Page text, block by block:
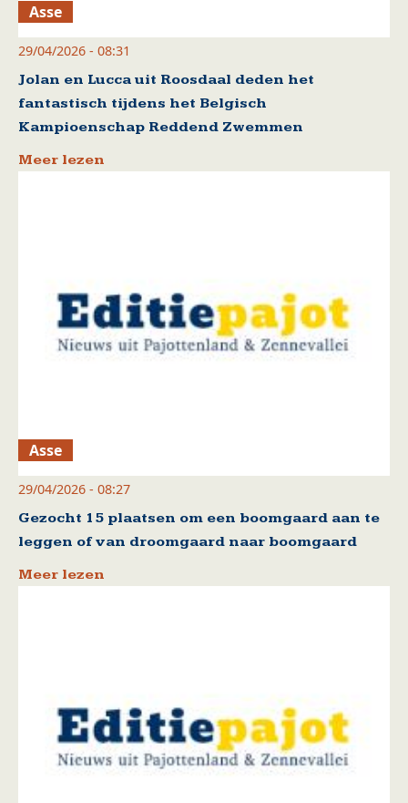
Asse
29/04/2026 - 08:31
Jolan en Lucca uit Roosdaal deden het
fantastisch tijdens het Belgisch
Kampioenschap Reddend Zwemmen
Meer lezen
Asse
29/04/2026 - 08:27
Gezocht 15 plaatsen om een boomgaard aan te
leggen of van droomgaard naar boomgaard
Meer lezen